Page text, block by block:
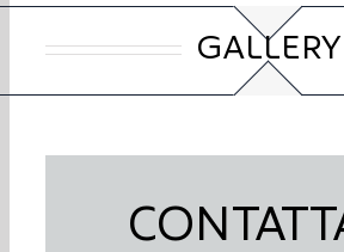
GALLERY